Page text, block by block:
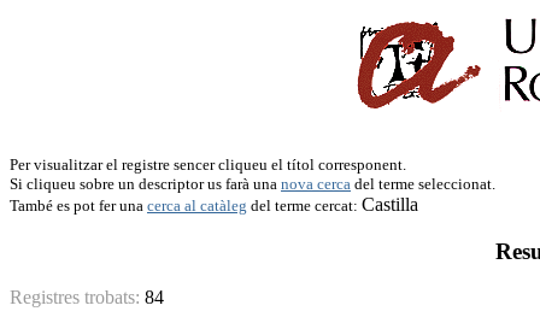
Per visualitzar el registre sencer cliqueu el títol corresponent.
Si cliqueu sobre un descriptor us farà una nova cerca del terme seleccionat.
També es pot fer una cerca al catàleg del terme cercat: Castilla
Registres trobats: 84